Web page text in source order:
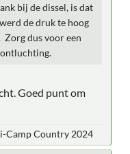
bij de dissel, is dat
de druk te hoog
Zorg dus voor een
Goed punt om
Camp Country 2024